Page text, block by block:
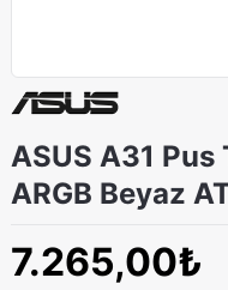
ASUS A31 Pus
ARGB Beyaz
7.265,00₺